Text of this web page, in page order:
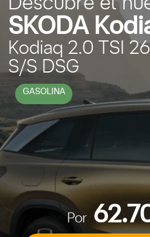
SKODA
GASOLINA
Kodiaq 2.0 TSI
S/S DSG
Por